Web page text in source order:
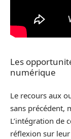
Les
numérique
Le recours aux
sans précédent,
L’intégration de
réflexion sur